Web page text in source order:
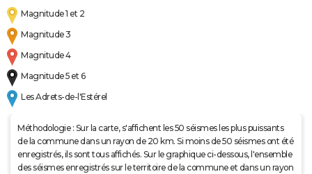
Magnitude 1 et 2
Magnitude 3
Magnitude 4
Magnitude 5 et 6
Les Adrets-de-l'Estérel
Méthodologie : Sur la carte, s'affichent les 50 séismes les plus puissants
de la commune dans un rayon de 20 km. Si moins de 50 séismes ont été
enregistrés, ils sont tous affichés. Sur le graphique ci-dessous, l'ensemble
des séismes enregistrés sur le territoire de la commune et dans un rayon